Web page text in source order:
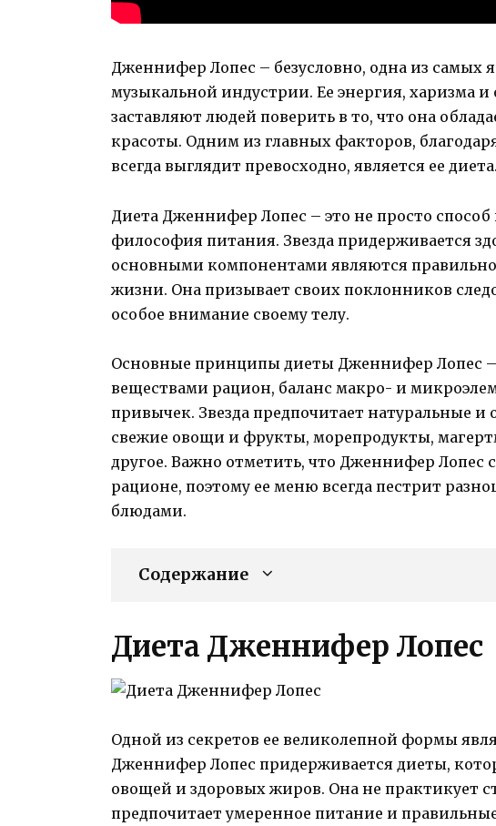
Дженнифер Лопес – безусловно, одна из самых
музыкальной индустрии. Ее энергия, харизма
заставляют людей поверить в то, что она
красоты. Одним из главных факторов,
всегда выглядит превосходно, является ее диета.
Диета Дженнифер Лопес – это не просто
философия питания. Звезда придерживается
основными компонентами являются
жизни. Она призывает своих поклонников
особое внимание своему телу.
Основные принципы диеты Дженнифер Лопес
веществами рацион, баланс макро- и
привычек. Звезда предпочитает натуральные и
свежие овощи и фрукты, морепродукты,
другое. Важно отметить, что Дженнифер Лопес
рационе, поэтому ее меню всегда пестрит
блюдами.
Содержание
Диета Дженнифер Лопес
Одной из секретов ее великолепной формы
Дженнифер Лопес придерживается диеты,
овощей и здоровых жиров. Она не практикует
предпочитает умеренное питание и